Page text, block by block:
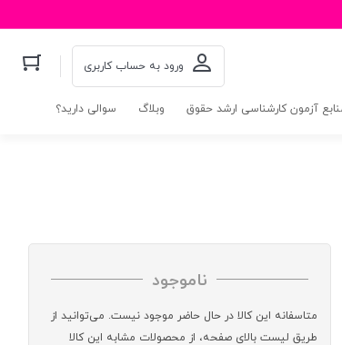
ورود به حساب کاربری
آزمون کارشناسی ارشد حقوق وبلاگ سوالی دارید؟
ناموجود
متاسفانه این کالا در حال حاضر موجود نیست. می‌توانید از
طریق لیست بالای صفحه، از محصولات مشابه این کالا